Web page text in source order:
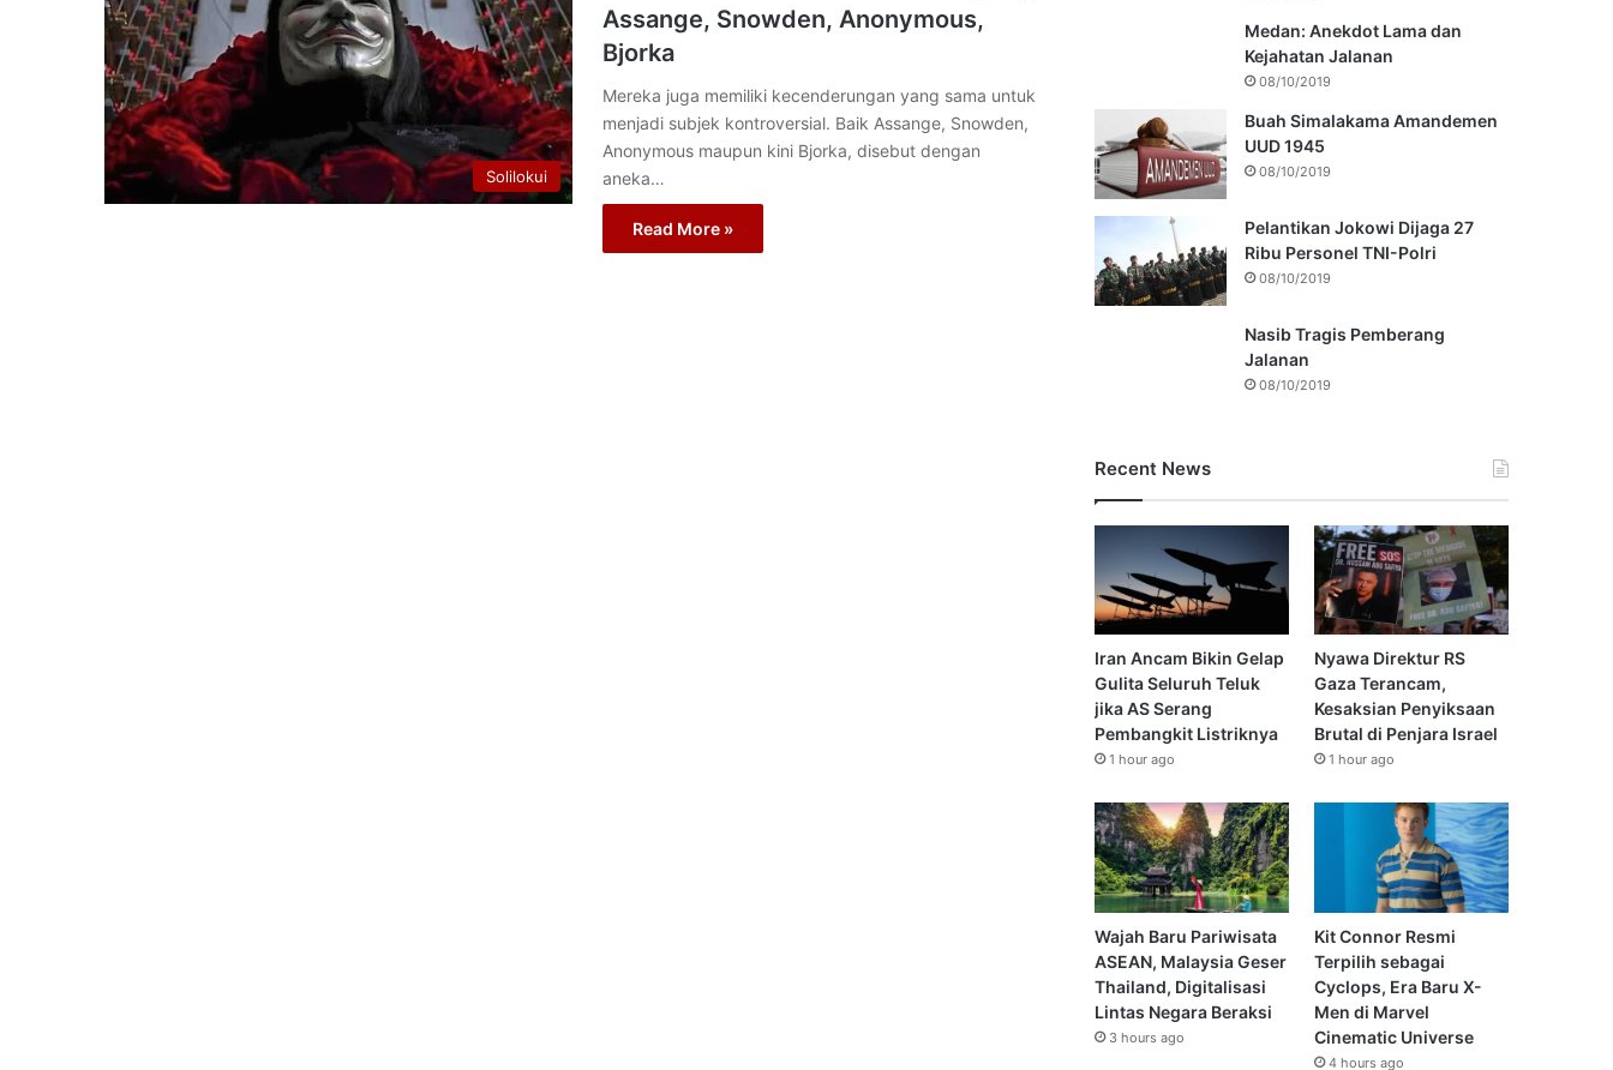
Solilokui
Assange, Snowden, Anonymous,
Bjorka
Mereka juga memiliki kecenderungan yang sama untuk
menjadi subjek kontroversial. Baik Assange, Snowden,
Anonymous maupun kini Bjorka, disebut dengan
aneka…
Read More »
Medan: Anekdot Lama dan
Kejahatan Jalanan
08/10/2019
Buah Simalakama Amandemen
UUD 1945
08/10/2019
Pelantikan Jokowi Dijaga 27
Ribu Personel TNI-Polri
08/10/2019
Nasib Tragis Pemberang
Jalanan
08/10/2019
Recent News
Iran Ancam Bikin Gelap
Gulita Seluruh Teluk
jika AS Serang
Pembangkit Listriknya
1 hour ago
Nyawa Direktur RS
Gaza Terancam,
Kesaksian Penyiksaan
Brutal di Penjara Israel
1 hour ago
Wajah Baru Pariwisata
ASEAN, Malaysia Geser
Thailand, Digitalisasi
Lintas Negara Beraksi
3 hours ago
Kit Connor Resmi
Terpilih sebagai
Cyclops, Era Baru X-
Men di Marvel
Cinematic Universe
4 hours ago